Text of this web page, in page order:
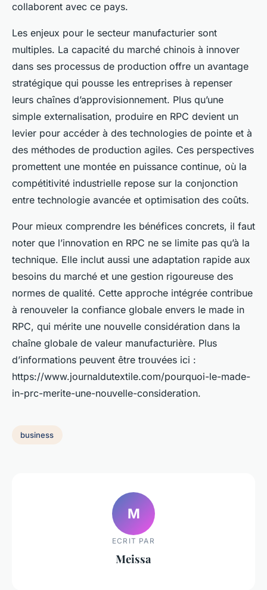
collaborent avec ce pays.
Les enjeux pour le secteur manufacturier sont
multiples. La capacité du marché chinois à innover
dans ses processus de production offre un avantage
stratégique qui pousse les entreprises à repenser
leurs chaînes d’approvisionnement. Plus qu’une
simple externalisation, produire en RPC devient un
levier pour accéder à des technologies de pointe et à
des méthodes de production agiles. Ces perspectives
promettent une montée en puissance continue, où la
compétitivité industrielle repose sur la conjonction
entre technologie avancée et optimisation des coûts.
Pour mieux comprendre les bénéfices concrets, il faut
noter que l’innovation en RPC ne se limite pas qu’à la
technique. Elle inclut aussi une adaptation rapide aux
besoins du marché et une gestion rigoureuse des
normes de qualité. Cette approche intégrée contribue
à renouveler la confiance globale envers le made in
RPC, qui mérite une nouvelle considération dans la
chaîne globale de valeur manufacturière. Plus
d’informations peuvent être trouvées ici :
https://www.journaldutextile.com/pourquoi-le-made-
in-prc-merite-une-nouvelle-consideration.
business
M
ECRIT PAR
Meissa